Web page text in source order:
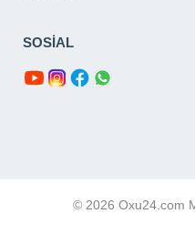
SOSİAL
© 2026 Oxu24.com